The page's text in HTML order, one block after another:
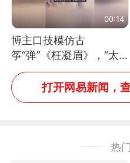
00:14
博主口技模仿古
筝“弹”《枉凝眉》，“太
像了～你是吃古筝长大的
吗？”“或将成为首位考级
不带古筝的选手。”（来
打开网易新闻，
热